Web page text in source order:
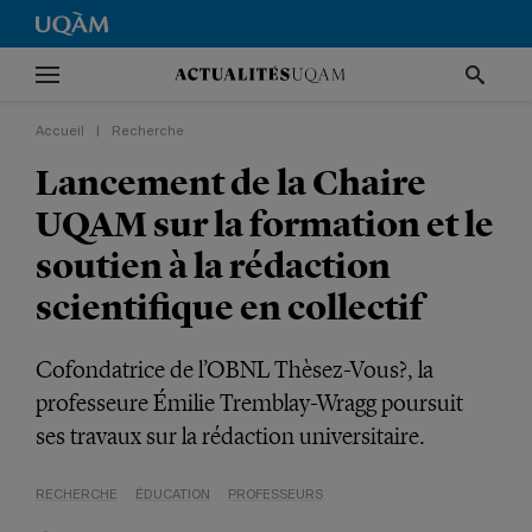
Accueil Recherche
Lancement de la Chaire
UQAM sur la formation et le
soutien à la rédaction
scientifique en collectif
Cofondatrice de l’OBNL Thèsez-Vous?, la
professeure Émilie Tremblay-Wragg poursuit
ses travaux sur la rédaction universitaire.
RECHERCHE ÉDUCATION PROFESSEURS